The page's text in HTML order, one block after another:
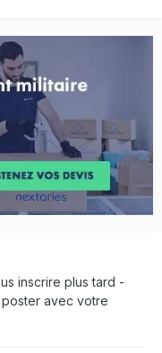
inscrire plus tard -
avec votre